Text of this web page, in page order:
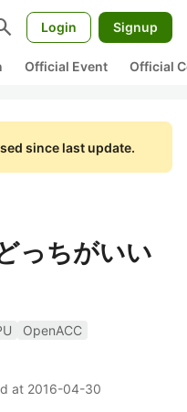
Login Signup
Official Event Official
since last update.
っちがいい
OpenACC
at 2016-04-30